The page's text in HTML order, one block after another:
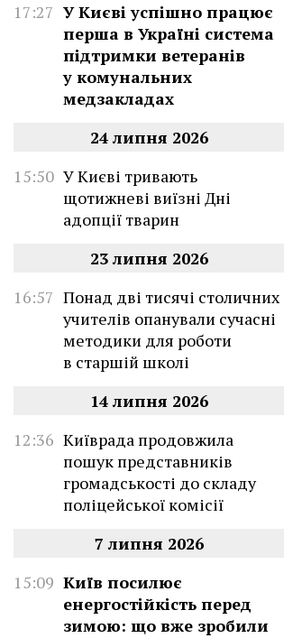
17:27 У Києві успішно працює
перша в Україні система
підтримки ветеранів
у комунальних
медзакладах
24 липня 2026
15:50 У Києві тривають
щотижневі виїзні Дні
адопції тварин
23 липня 2026
16:57 Понад дві тисячі столичних
учителів опанували сучасні
методики для роботи
в старшій школі
14 липня 2026
12:36 Київрада продовжила
пошук представників
громадськості до складу
поліцейської комісії
7 липня 2026
15:09 Київ посилює
енергостійкість перед
зимою: що вже зробили